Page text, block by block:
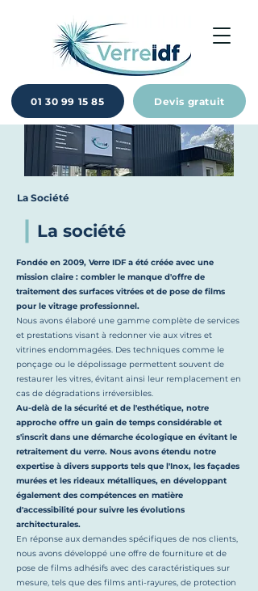
01 30 99 15 85 Devis gratuit
La Société
La société
Fondée en 2009, Verre IDF a été créée avec une
mission claire : combler le manque d'offre de
traitement des surfaces vitrées et de pose de films
pour le vitrage professionnel.
Nous avons élaboré une gamme complète de services
et prestations visant à redonner vie aux vitres et
vitrines endommagées. Des techniques comme le
ponçage ou le dépolissage permettent souvent de
restaurer les vitres, évitant ainsi leur remplacement en
cas de dégradations irréversibles.
Au-delà de la sécurité et de l'esthétique, notre
approche offre un gain de temps considérable et
s'inscrit dans une démarche écologique en évitant le
retraitement du verre. Nous avons étendu notre
expertise à divers supports tels que l'Inox, les façades
murées et les rideaux métalliques, en développant
également des compétences en matière
d'accessibilité pour suivre les évolutions
architecturales.
En réponse aux demandes spécifiques de nos clients,
nous avons développé une offre de fourniture et de
pose de films adhésifs avec des caractéristiques sur
mesure, tels que des films anti-rayures, de protection